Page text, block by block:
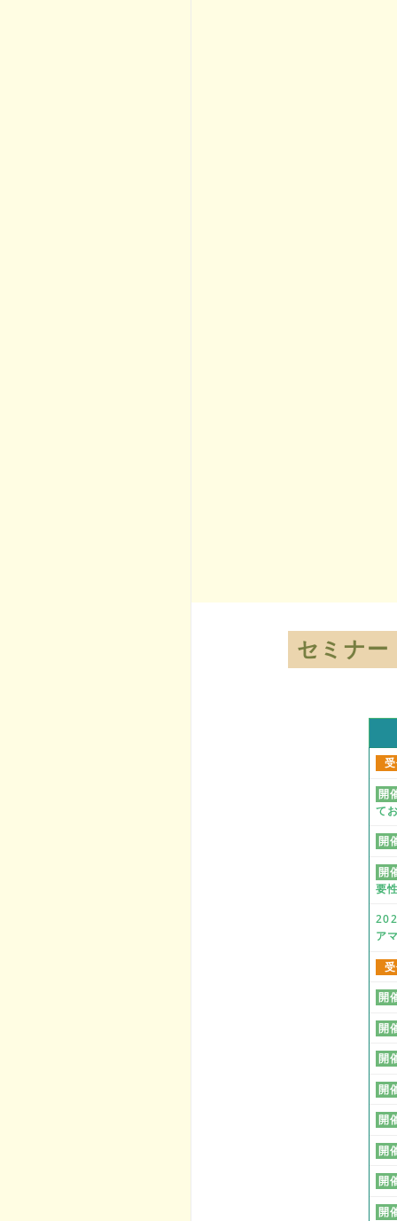
セミナー
開
て
開
開
要
ア
開
開
開
開
開
開
開
開